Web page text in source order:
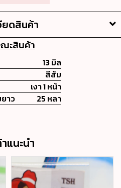
ยดสินค้า
ะสินค้า
13 มิล
สีส้ม
เงา 1 หน้า
าว
25 หลา
แนะนำ